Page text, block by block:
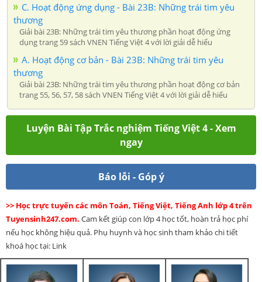
C. Hoạt động ứng dụng - Bài 23B: Những trái tim yêu
thương
Giải bài 23B: Những trái tim yêu thương phần hoạt động ứng
dụng trang 59 sách VNEN Tiếng Việt 4 với lời giải dễ hiểu
A. Hoạt động cơ bản - Bài 23B: Những trái tim yêu
thương
Giải bài 23B: Những trái tim yêu thương phần hoạt động cơ bản
trang 55, 56, 57, 58 sách VNEN Tiếng Việt 4 với lời giải dễ hiểu
Luyện Bài Tập Trắc nghiệm Tiếng Việt 4 - Xem
ngay
Báo lỗi - Góp ý
>> Học trực tuyến các môn Toán, Tiếng Việt, Tiếng Anh lớp 4 trên
Tuyensinh247.com. Cam kết giúp con lớp 4 học tốt, hoàn trả học phí
nếu học không hiệu quả. Phụ huynh và học sinh tham khảo chi tiết
khoá học tại: Link